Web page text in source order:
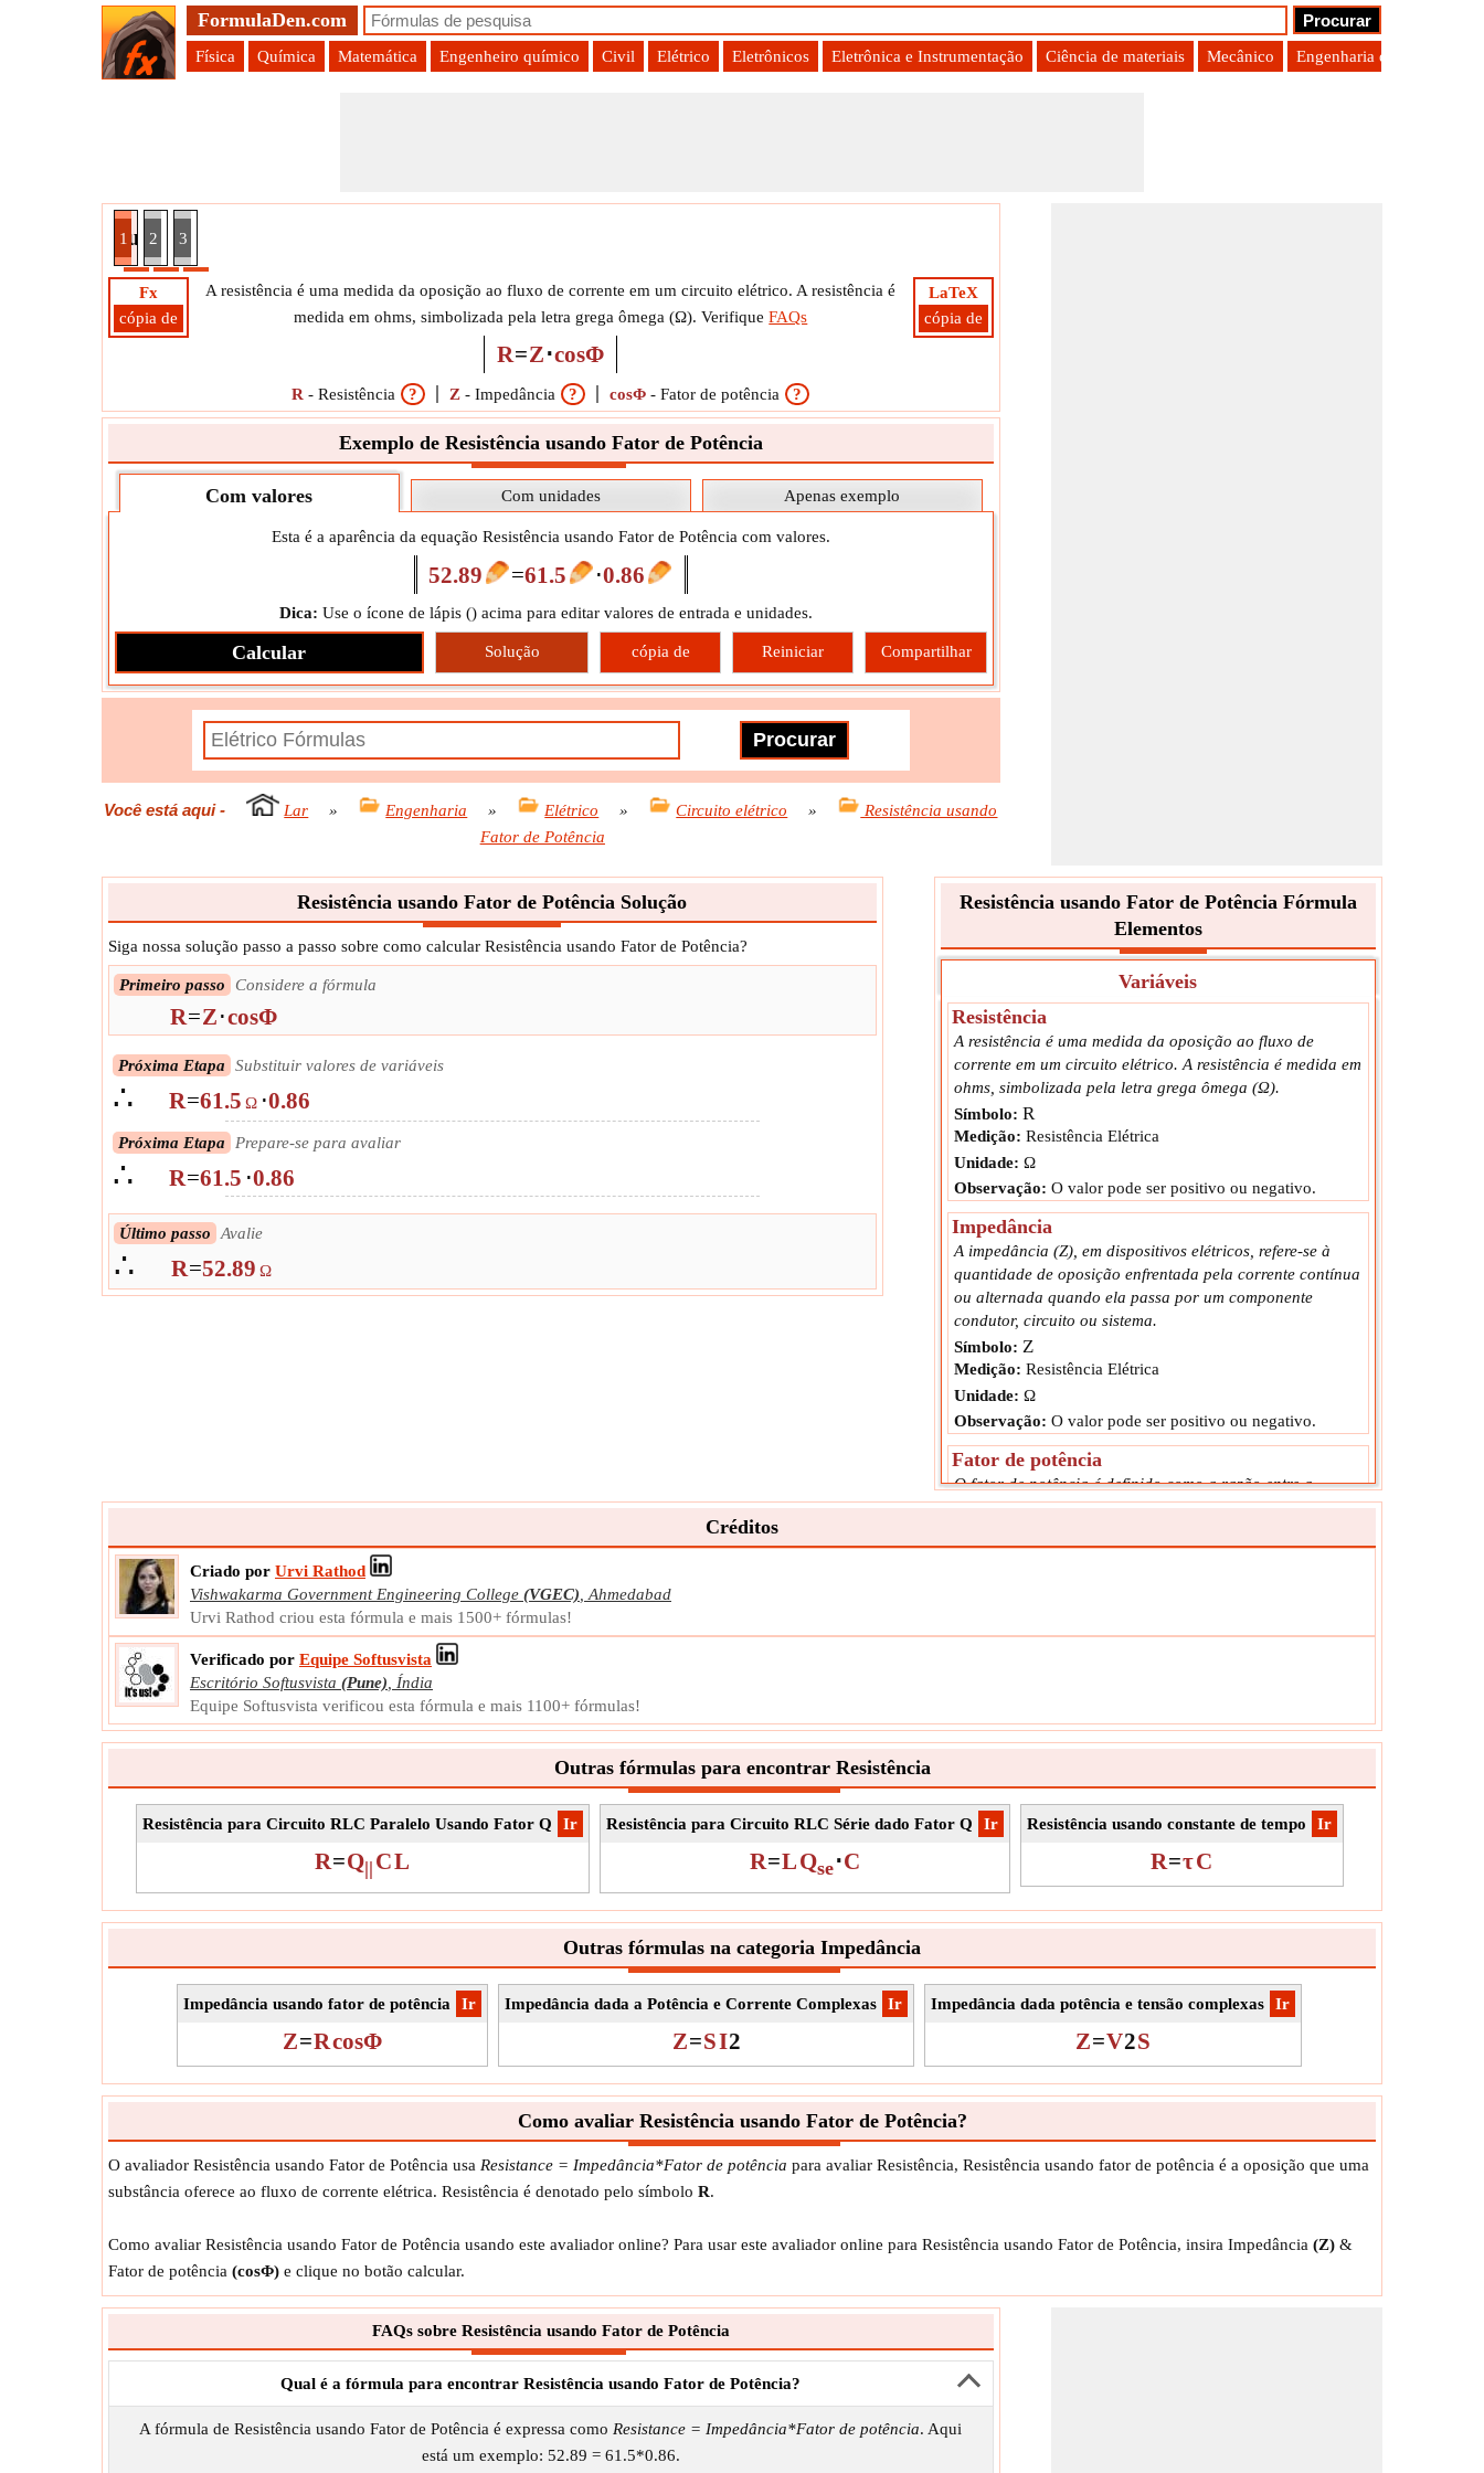
FormulaDen.com
Física Química Matemática Engenheiro químico Civil Elétrico Eletrônicos Eletrônica e Instrumentação Ciência de materiais Mecânico Engenharia de Produção
1
usando Fator de Potência
2 3
Fx
cópia de
LaTeX
cópia de
A resistência é uma medida da oposição ao fluxo de corrente em um circuito elétrico. A resistência é
medida em ohms, simbolizada pela letra grega ômega (Ω). VerifiqueFAQs
R=Z⋅cosΦ
R -Resistência ? Z -Impedância ? cosΦ -Fator de potência ?
Exemplo de Resistência usando Fator de Potência
Com valores Com unidades Apenas exemplo
Esta é a aparência da equação Resistência usando Fator de Potência com valores.
52.89 =61.5 ⋅0.86
Dica: Use o ícone de lápis () acima para editar valores de entrada e unidades.
Calcular Solução cópia de Reiniciar Compartilhar
Você está aqui- Lar » Engenharia » Elétrico » Circuito elétrico »
Resistência usando
Fator de Potência
Resistência usando Fator de Potência Solução
Siga nossa solução passo a passo sobre como calcular Resistência usando Fator de Potência?
Primeiro passo Considere a fórmula
R=Z⋅cosΦ
Próxima Etapa Substituir valores de variáveis
∴ R=61.5 Ω ⋅0.86
Próxima Etapa Prepare-se para avaliar
∴ R=61.5 ⋅0.86
Último passo Avalie
∴ R=52.89 Ω
Resistência usando Fator de Potência Fórmula
Elementos
Variáveis
Resistência
A resistência é uma medida da oposição ao fluxo de
corrente em um circuito elétrico. A resistência é medida em
ohms, simbolizada pela letra grega ômega (Ω).
Símbolo: R
Medição: Resistência Elétrica
Unidade: Ω
Observação: O valor pode ser positivo ou negativo.
Impedância
A impedância (Z), em dispositivos elétricos, refere-se à
quantidade de oposição enfrentada pela corrente contínua
ou alternada quando ela passa por um componente
condutor, circuito ou sistema.
Símbolo: Z
Medição: Resistência Elétrica
Unidade: Ω
Observação: O valor pode ser positivo ou negativo.
Fator de potência
O fator de potência é definido como a razão entre a
potência elétrica real dissipada por um circuito CA e o
cosΦ
Créditos
Criado por Urvi Rathod
Vishwakarma Government Engineering College (VGEC) Ahmedabad
Urvi Rathod criou esta fórmula e mais 1500+ fórmulas!
Verificado por Equipe Softusvista
Escritório Softusvista (Pune)
Índia
Equipe Softusvista verificou esta fórmula e mais 1100+ fórmulas!
Outras fórmulas para encontrar Resistência
​Ir
Resistência para Circuito RLC Paralelo Usando Fator Q
R=Q|| CL
​Ir
Resistência para Circuito RLC Série dado Fator Q
R=LQse⋅C
​Ir
Resistência usando constante de tempo
R=τC
Outras fórmulas na categoria Impedância
​Ir
Impedância usando fator de potência
Z=RcosΦ
​Ir
Impedância dada a Potência e Corrente Complexas
Z=SI2
​Ir
Impedância dada potência e tensão complexas
Z=V2S
Como avaliar Resistência usando Fator de Potência?
O avaliador Resistência usando Fator de Potência usa Resistance = Impedância*Fator de potência para avaliar Resistência, Resistência usando fator de potência é a oposição que uma
substância oferece ao fluxo de corrente elétrica. Resistência é denotado pelo símbolo R.
Como avaliar Resistência usando Fator de Potência usando este avaliador online? Para usar este avaliador online para Resistência usando Fator de Potência, insira Impedância (Z) &
Fator de potência (cosΦ) e clique no botão calcular.
FAQs sobre Resistência usando Fator de Potência
Qual é a fórmula para encontrar Resistência usando Fator de Potência?
A fórmula de Resistência usando Fator de Potência é expressa como Resistance = Impedância*Fator de potência. Aqui
está um exemplo: 52.89 = 61.5*0.86.